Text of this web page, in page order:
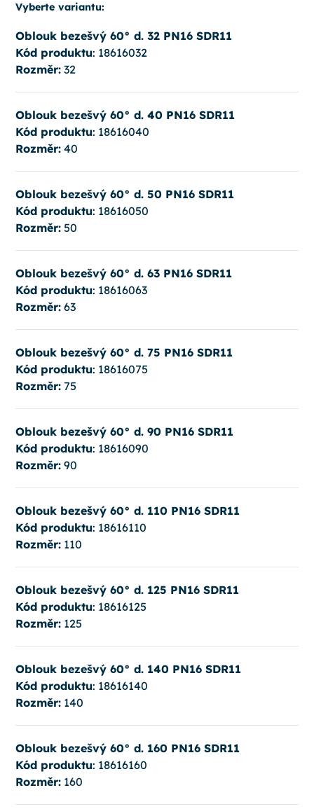
Vyberte variantu:
Oblouk bezešvý 60° d. 32 PN16 SDR11
Kód produktu: 18616032
Rozměr:32
Oblouk bezešvý 60° d. 40 PN16 SDR11
Kód produktu: 18616040
Rozměr:40
Oblouk bezešvý 60° d. 50 PN16 SDR11
Kód produktu: 18616050
Rozměr:50
Oblouk bezešvý 60° d. 63 PN16 SDR11
Kód produktu: 18616063
Rozměr:63
Oblouk bezešvý 60° d. 75 PN16 SDR11
Kód produktu: 18616075
Rozměr:75
Oblouk bezešvý 60° d. 90 PN16 SDR11
Kód produktu: 18616090
Rozměr:90
Oblouk bezešvý 60° d. 110 PN16 SDR11
Kód produktu: 18616110
Rozměr:110
Oblouk bezešvý 60° d. 125 PN16 SDR11
Kód produktu: 18616125
Rozměr:125
Oblouk bezešvý 60° d. 140 PN16 SDR11
Kód produktu: 18616140
Rozměr:140
Oblouk bezešvý 60° d. 160 PN16 SDR11
Kód produktu: 18616160
Rozměr:160